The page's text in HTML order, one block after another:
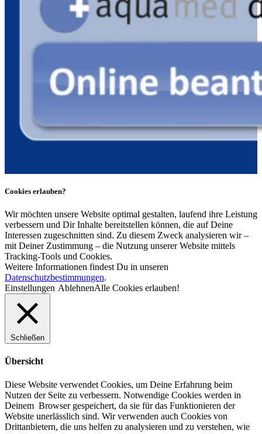
Cookies erlauben?
Wir möchten unsere Website optimal gestalten, laufend ihre Leistung
verbessern und Dir Inhalte bereitstellen können, die auf Deine
Interessen zugeschnitten sind. Zu diesem Zweck analysieren wir –
mit Deiner Zustimmung – die Nutzung unserer Website mittels
Tracking-Tools und Cookies.
Weitere Informationen findest Du in unseren
Datenschutzbestimmungen.
Einstellungen AblehnenAlle Cookies erlauben!
Schließen
Übersicht
Diese Website verwendet Cookies, um Deine Erfahrung beim
Nutzen der Seite zu verbessern. Notwendige Cookies werden in
Deinem Browser gespeichert, da sie für das Funktionieren der
Website unerlässlich sind. Wir verwenden auch Cookies von
Drittanbietern, die uns helfen zu analysieren und zu verstehen, wie